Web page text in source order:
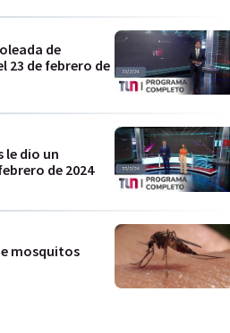
de
23 de febrero de
le dio un
de 2024
mosquitos